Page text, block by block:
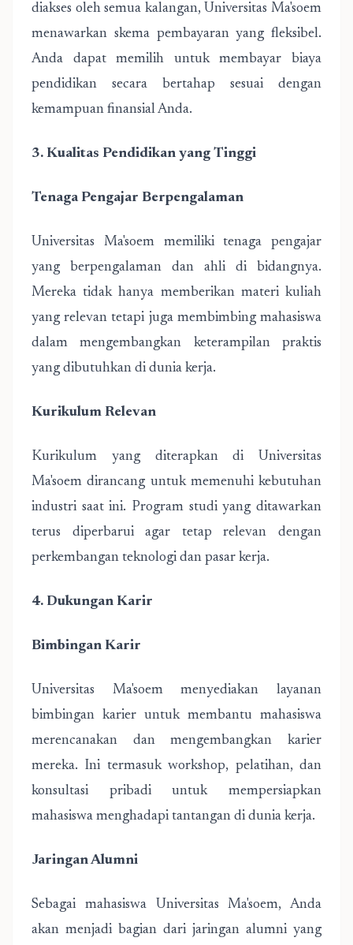
diakses oleh semua kalangan, Universitas Ma'soem
menawarkan skema pembayaran yang fleksibel.
Anda dapat memilih untuk membayar biaya
pendidikan secara bertahap sesuai dengan
kemampuan finansial Anda.
3. Kualitas Pendidikan yang Tinggi
Tenaga Pengajar Berpengalaman
Universitas Ma'soem memiliki tenaga pengajar
yang berpengalaman dan ahli di bidangnya.
Mereka tidak hanya memberikan materi kuliah
yang relevan tetapi juga membimbing mahasiswa
dalam mengembangkan keterampilan praktis
yang dibutuhkan di dunia kerja.
Kurikulum Relevan
Kurikulum yang diterapkan di Universitas
Ma'soem dirancang untuk memenuhi kebutuhan
industri saat ini. Program studi yang ditawarkan
terus diperbarui agar tetap relevan dengan
perkembangan teknologi dan pasar kerja.
4. Dukungan Karir
Bimbingan Karir
Universitas Ma'soem menyediakan layanan
bimbingan karier untuk membantu mahasiswa
merencanakan dan mengembangkan karier
mereka. Ini termasuk workshop, pelatihan, dan
konsultasi pribadi untuk mempersiapkan
mahasiswa menghadapi tantangan di dunia kerja.
Jaringan Alumni
Sebagai mahasiswa Universitas Ma'soem, Anda
akan menjadi bagian dari jaringan alumni yang